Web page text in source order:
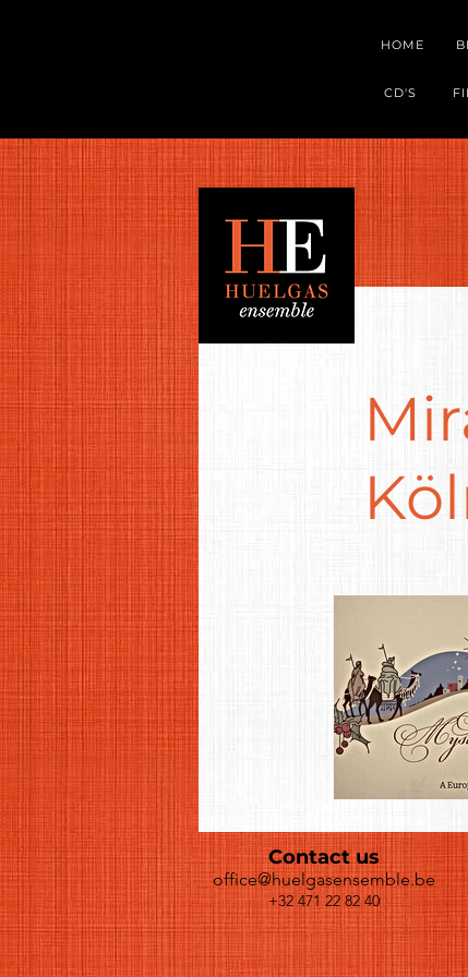
HOME
CD'S
Contact us
office@huelgasensemble.be
+32 471 22 82 40